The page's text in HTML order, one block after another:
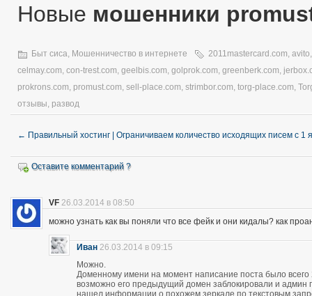
Новые мошенники
Быт сиса, Мошенничество в интернете 2011mastercard.com, avito
celmay.com, con-trest.com, geelbis.com, golprok.com, greenberk.com,
prokrons.com, promust.com, sell-place.com, strimbor.com, torg-place.com,
отзывы, развод
← Правильный хостинг | Ограничиваем количество исходящих писем с 1
Оставите комментарий ?
VF 26.03.2014 в 08:50
можно узнать как вы поняли что все фейк и они кидалы? как
Иван 26.03.2014 в 09:15
Можно.
Доменному имени на момент написание поста было
возможно его предыдущий домен заблокировали и админ
нашел информации о похожем зеркале по текстовым